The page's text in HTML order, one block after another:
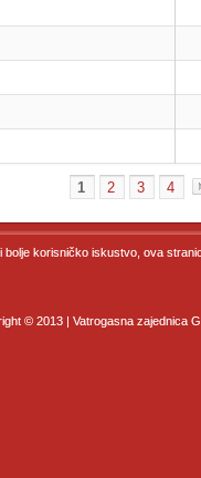
1 2 3 4
bolje korisničko iskustvo, ova
© 2013 | Vatrogasna zajednica